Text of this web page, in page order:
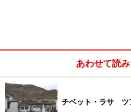
■ジョカン（大昭寺）
住所：中国西藏自治区ラサ
TEL：0891-6323129
あわせて読
チベット・ラサ ツ